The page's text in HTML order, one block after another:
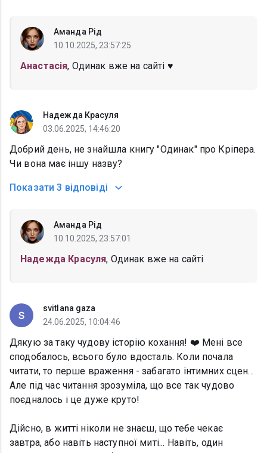
Аманда Рід
10.10.2025, 23:57:25
Анастасія, Одинак вже на сайті ♥️
Надежда Красуля
03.06.2025, 14:46:20
Добрий день, не знайшла книгу "Одинак" про Кріпера.
Чи вона має іншу назву?
Показати 3 відповіді
Аманда Рід
10.10.2025, 23:57:01
Надежда Красуля, Одинак вже на сайті
svitlana gaza
24.06.2025, 10:04:46
Дякую за таку чудову історію кохання! ❤️ Мені все
сподобалось, всього було вдосталь. Коли почала
читати, то перше враження - забагато інтимних сцен...
Але під час читання зрозуміла, що все так чудово
поєдналось і це дуже круто!
Дійсно, в житті ніколи не знаєш, що тебе чекає
завтра, або навіть наступної миті... Навіть, один